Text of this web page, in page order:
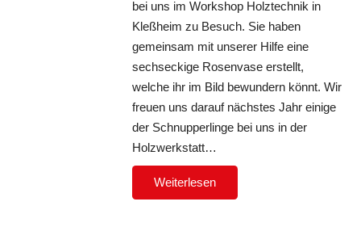
bei uns im Workshop Holztechnik in
Kleßheim zu Besuch. Sie haben
gemeinsam mit unserer Hilfe eine
sechseckige Rosenvase erstellt,
welche ihr im Bild bewundern könnt. Wir
freuen uns darauf nächstes Jahr einige
der Schnupperlinge bei uns in der
Holzwerkstatt…
Weiterlesen